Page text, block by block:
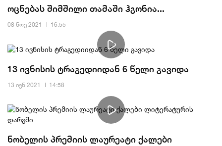
ოცნებას შიმშილი თამაში ჰგონია...
08 ნოე 2021 16:55
13 ივნისის ტრაგედიიდან 6 წელი გავიდა
13 ივნ 2021 14:58
ნობელის პრემიის ლაურეატი ქალები